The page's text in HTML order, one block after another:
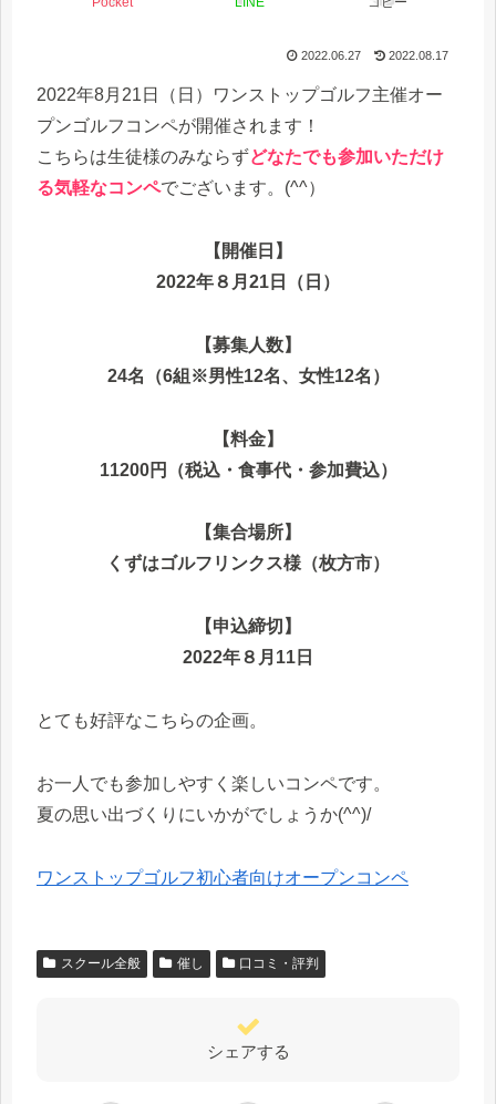
2022.06.27 2022.08.17
2022年8月21日（日）ワンストップゴルフ主催オー
プンゴルフコンペが開催されます！
こちらは生徒様のみならずどなたでも参加いただけ
る気軽なコンペでございます。(^^）
【開催日】
2022年８月21日（日）
【募集人数】
24名（6組※男性12名、女性12名）
【料金】
11200円（税込・食事代・参加費込）
【集合場所】
くずはゴルフリンクス様（枚方市）
【申込締切】
2022年８月11日
とても好評なこちらの企画。
お一人でも参加しやすく楽しいコンペです。
夏の思い出づくりにいかがでしょうか(^^)/
ワンストップゴルフ初心者向けオープンコンペ
スクール全般 催し 口コミ・評判
シェアする